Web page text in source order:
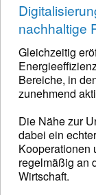
nachhaltige
Gleichzeitig
Bereiche, in
zunehmend
Die Nähe zur
dabei ein
Kooperationen
regelmäßig an
Wirtschaft.